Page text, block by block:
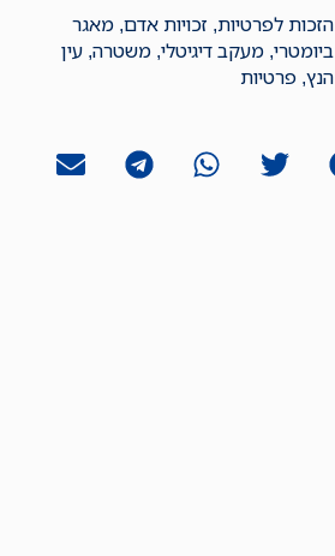
הזכות לפרטיות, זכויות אדם, מאגר
ביומטרי, מעקב דיגיטלי, משטרה, עין
הנץ, פרטיות